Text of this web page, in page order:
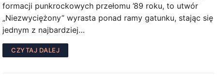
formacji punkrockowych przełomu ’89 roku, to utwór
„Niezwyciężony” wyrasta ponad ramy gatunku, stając się
jednym z najbardziej…
CZYTAJ DALEJ